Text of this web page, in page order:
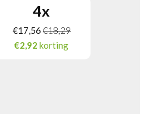
4x
€17,56 €18,29
€2,92 korting